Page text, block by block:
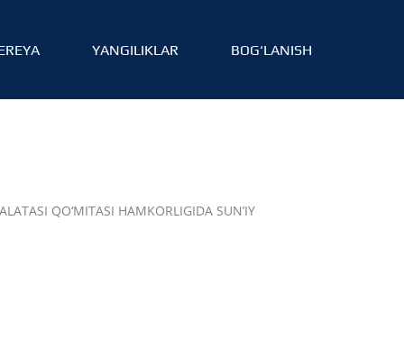
YANGILIKLAR BOG‘LANISH
QO‘MITASI HAMKORLIGIDA SUN’IY